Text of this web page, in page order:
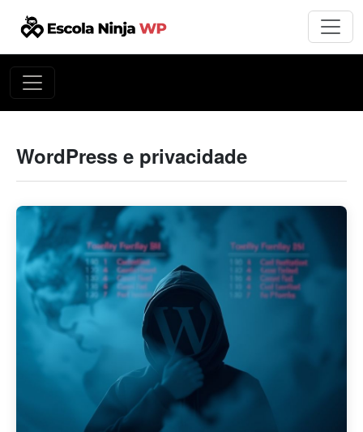
WordPress e privacidade